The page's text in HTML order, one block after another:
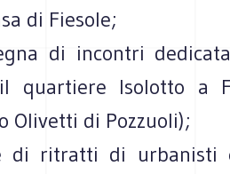
di Fiesole;
di incontri
quartiere Isolotto a
Olivetti di Pozzuoli);
di ritratti di urbanisti